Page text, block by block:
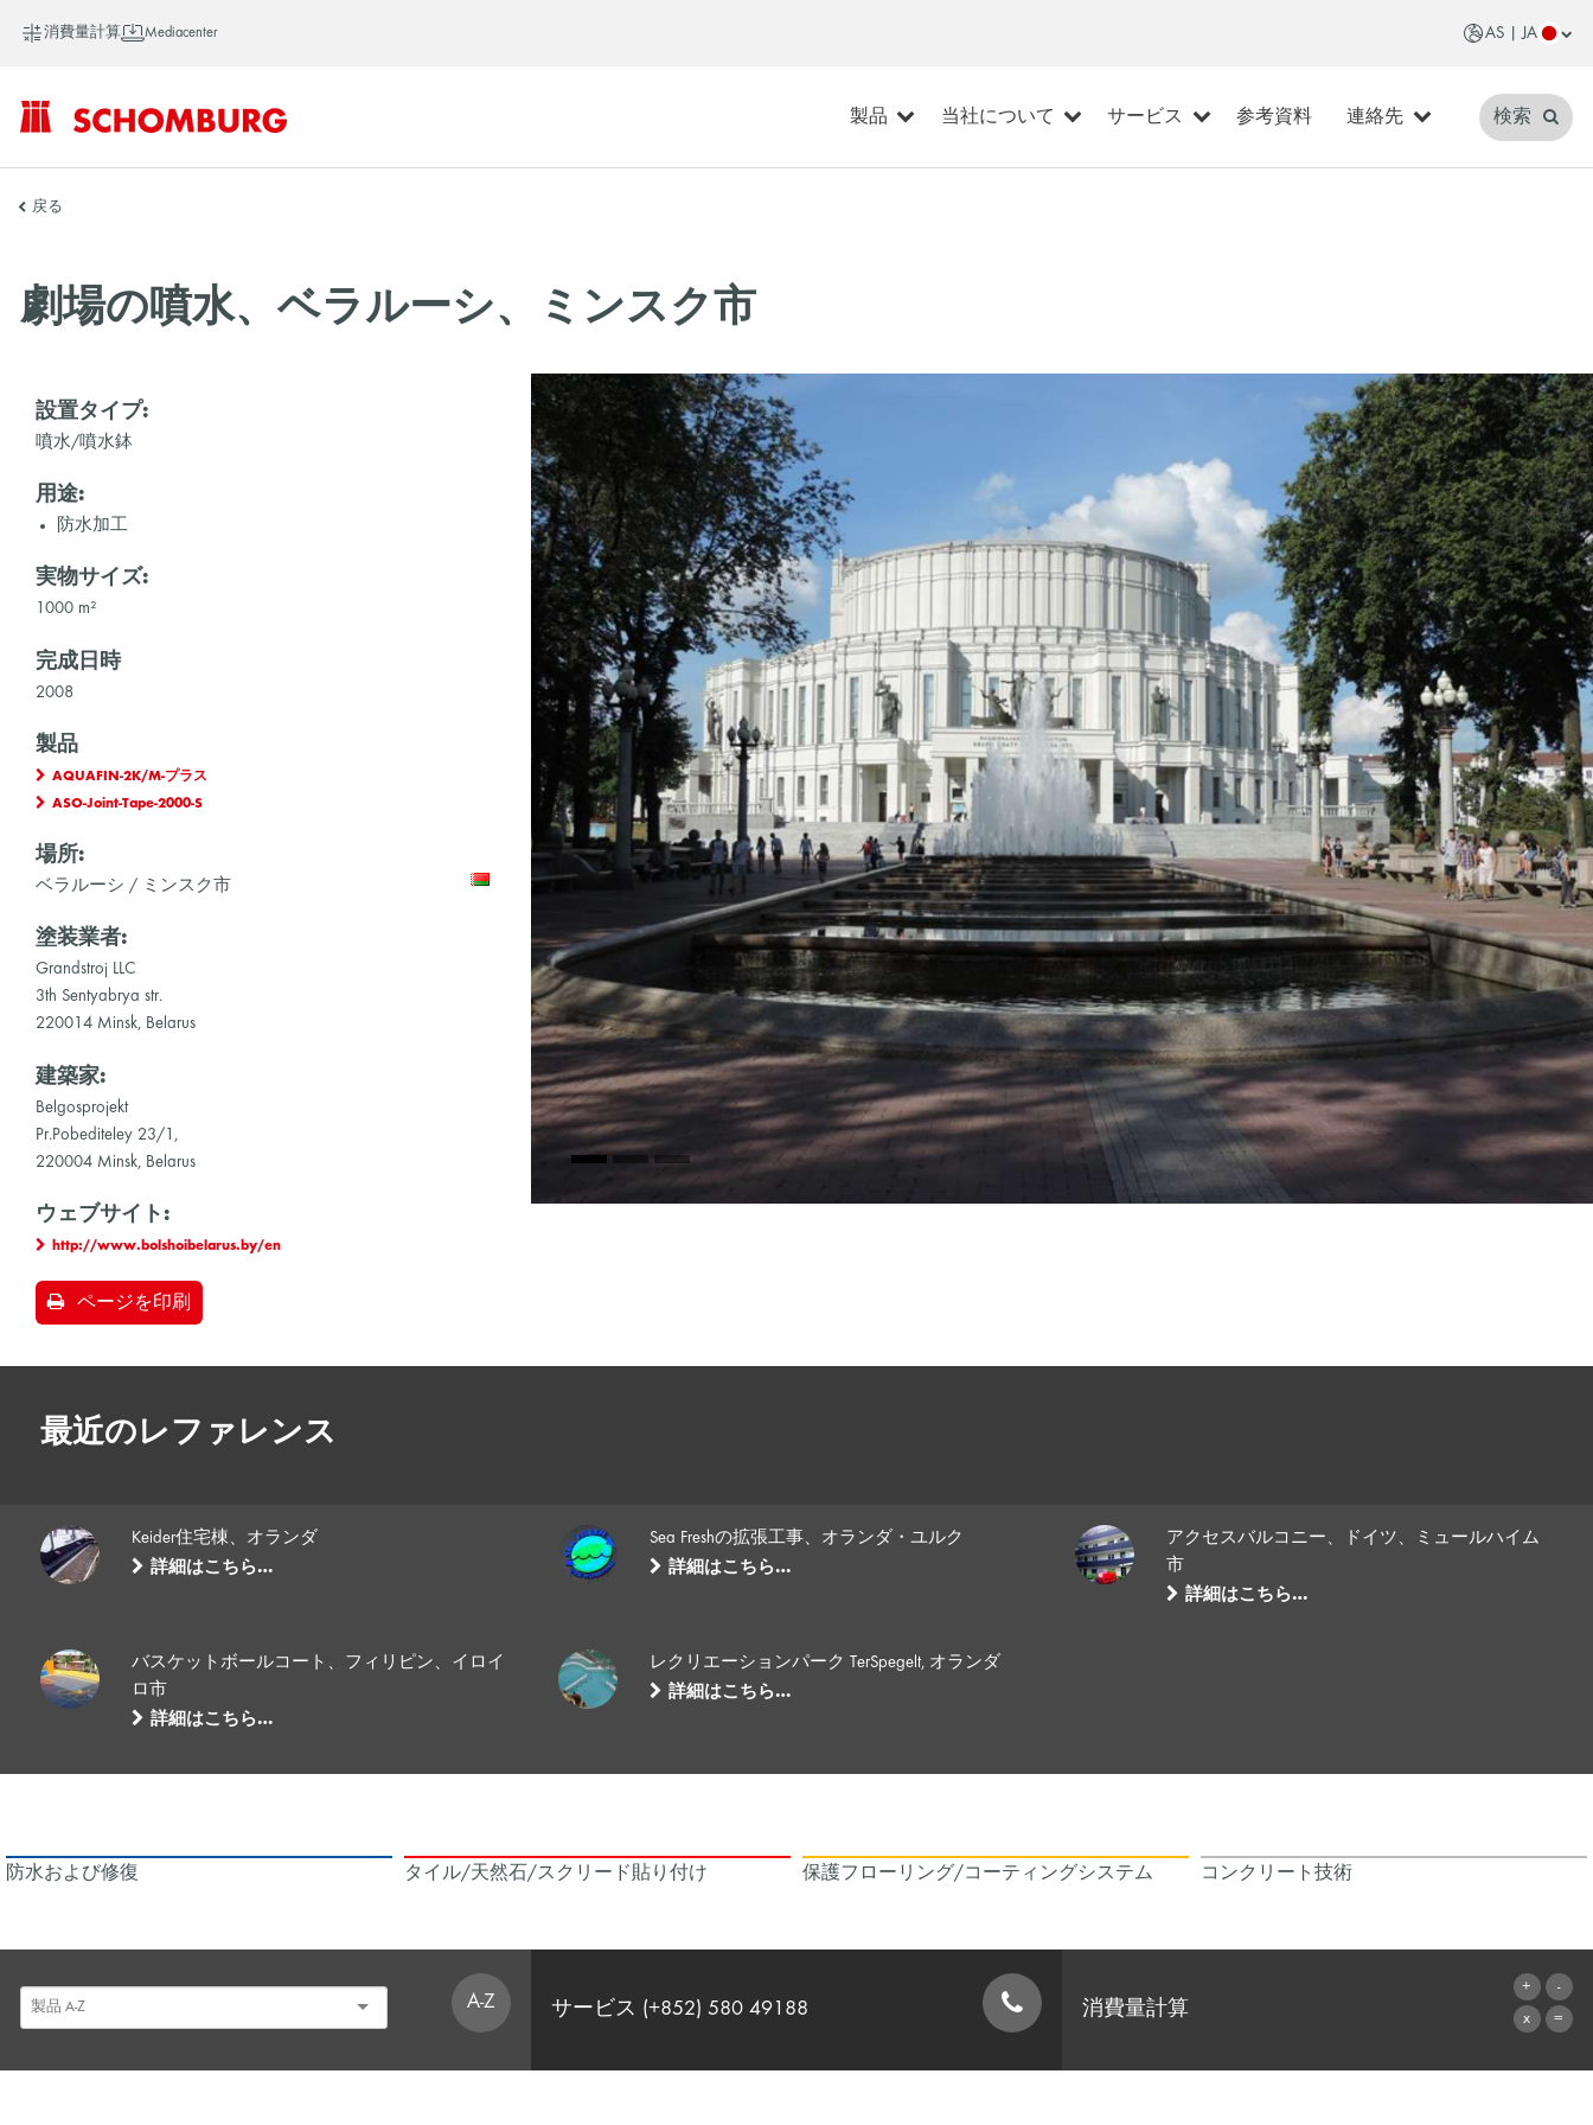
消費量計算 Mediacenter AS | JA
SCHOMBURG
製品 当社について サービス 参考資料 連絡先 検索
戻る
劇場の噴水、ベラルーシ、ミンスク市
設置タイプ:
噴水/噴水鉢
用途:
防水加工
実物サイズ:
1000 m²
完成日時
2008
製品
AQUAFIN-2K/M-プラス
ASO-Joint-Tape-2000-S
場所:
ベラルーシ / ミンスク市
塗装業者:
Grandstroj LLC
3th Sentyabrya str.
220014 Minsk, Belarus
建築家:
Belgosprojekt
Pr.Pobediteley 23/1,
220004 Minsk, Belarus
ウェブサイト:
http://www.bolshoibelarus.by/en
ページを印刷
最近のレファレンス
Keider住宅棟、オランダ
詳細はこちら…
Sea Freshの拡張工事、オランダ・ユルク
詳細はこちら…
アクセスバルコニー、ドイツ、ミュールハイム
市
詳細はこちら…
バスケットボールコート、フィリピン、イロイ
ロ市
詳細はこちら…
レクリエーションパーク TerSpegelt, オランダ
詳細はこちら…
防水および修復 タイル/天然石/スクリード貼り付け 保護フローリング/コーティングシステム コンクリート技術
A-Z サービス (+852) 580 49188 消費量計算